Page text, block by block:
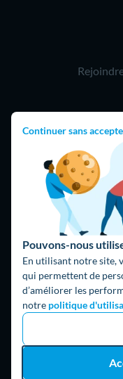
Continuer sans
Pouvons-nous
En utilisant notre site,
qui permettent de
d’améliorer les
notre politique
09
Fait
© 2026 Hello